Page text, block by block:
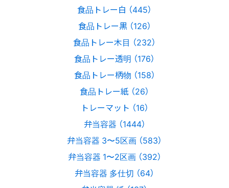
食品トレー白 （445）
食品トレー黒 （126）
食品トレー木目 （232）
食品トレー透明 （176）
食品トレー柄物 （158）
食品トレー紙 （26）
トレーマット （16）
弁当容器 （1444）
弁当容器 3〜5区画 （583）
弁当容器 1〜2区画 （392）
弁当容器 多仕切 （64）